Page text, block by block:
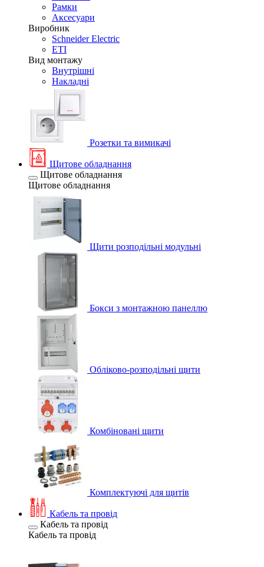
Рамки
Аксесуари
Виробник
Schneider Electric
ETI
Вид монтажу
Внутрішні
Накладні
Розетки та вимикачі
Щитове обладнання
Щитове обладнання
Щитове обладнання
Щити розподільні модульні
Бокси з монтажною панеллю
Обліково-розподільні щити
Комбіновані щити
Комплектуючі для щитів
Кабель та провід
Кабель та провід
Кабель та провід